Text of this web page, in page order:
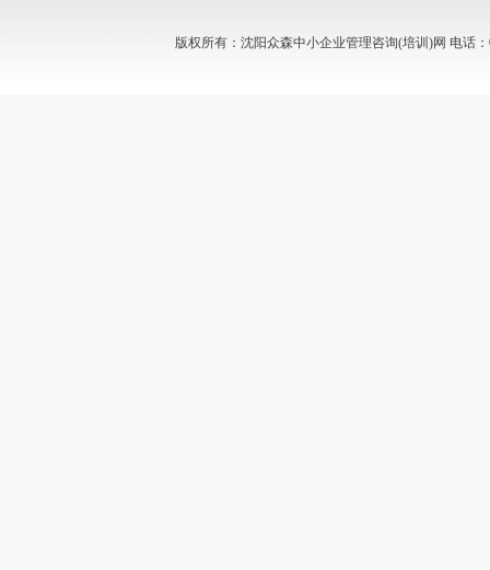
版权所有：沈阳众森中小企业管理咨询(培训)网 电话：